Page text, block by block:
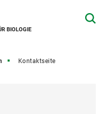
BIOLOGIE
Kontaktseite